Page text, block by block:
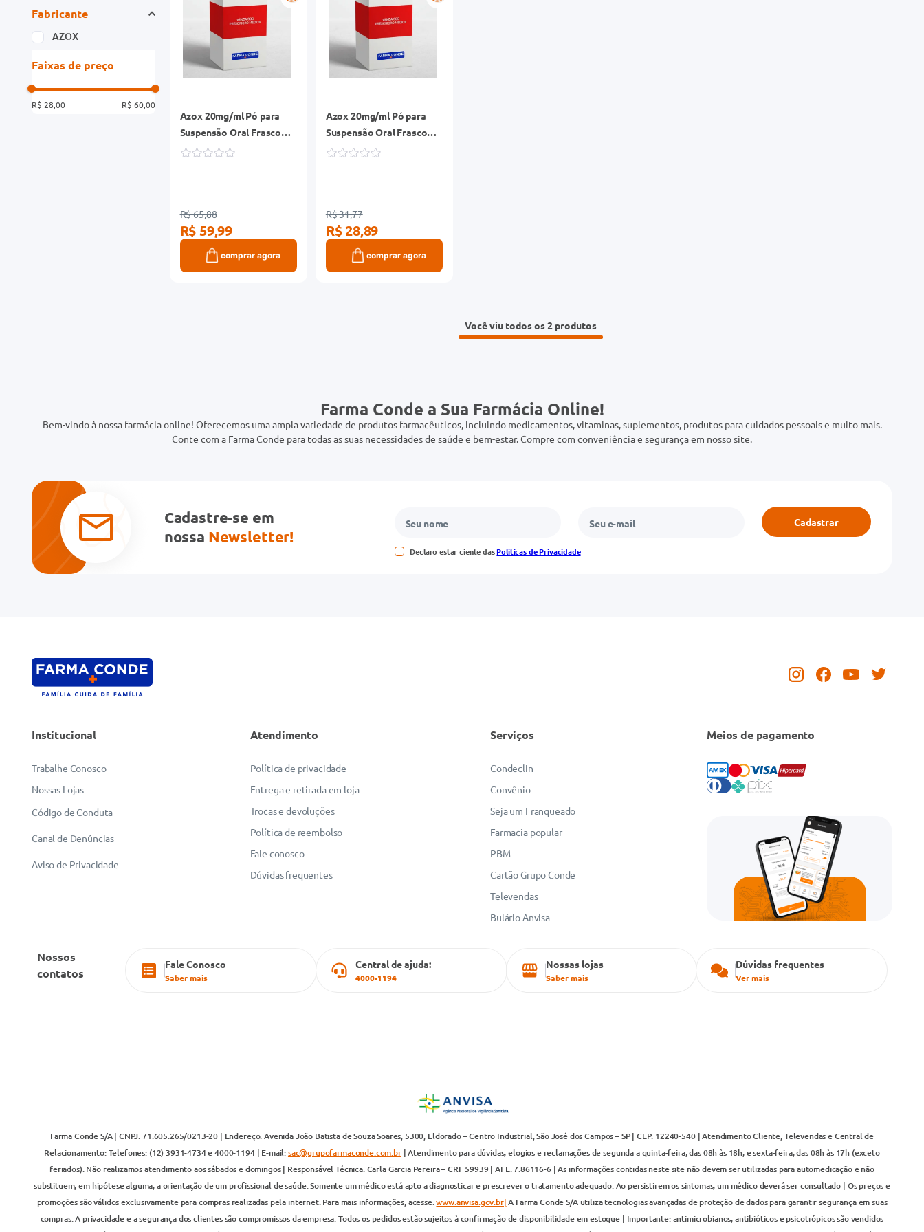
Fabricante
AZOX
Faixas de preço
R$ 28,00 R$ 60,00
Azox 20mg/ml Pó para
Suspensão Oral Frasco
100ml + Seringa Dosadora
R$ 65,88
R$ 59,99
comprar agora
Azox 20mg/ml Pó para
Suspensão Oral Frasco
45ml + Seringa Dosadora
R$ 31,77
R$ 28,89
comprar agora
Você viu todos os 2
Farma Conde a Sua Farmácia Online!
Bem-vindo à nossa farmácia online! Oferecemos uma ampla variedade de produtos farmacêuticos, incluindo medicamentos, vitaminas, suplementos, produtos para cuidados pessoais e muito mais.
Conte com a Farma Conde para todas as suas necessidades de saúde e bem-estar. Compre com conveniência e segurança em nosso site.
Cadastre-se em
nossa Newsletter!
Declaro estar ciente dasPolíticas de Privacidade
Cadastrar
Institucional
Trabalhe Conosco
Nossas Lojas
Código de Conduta
Canal de Denúncias
Aviso de Privacidade
Atendimento
Política de privacidade
Entrega e retirada em loja
Trocas e devoluções
Política de reembolso
Fale conosco
Dúvidas frequentes
Serviços
Condeclin
Convênio
Seja um Franqueado
Farmacia popular
PBM
Cartão Grupo Conde
Televendas
Bulário Anvisa
Meios de pagamento
Nossos
contatos
Fale Conosco
Saber mais
Central de ajuda:
4000-1194
Nossas lojas
Saber mais
Dúvidas frequentes
Ver mais
Farma Conde S/A | CNPJ: 71.605.265/0213-20 | Endereço: Avenida João Batista de Souza Soares, 5300, Eldorado – Centro Industrial, São José dos Campos – SP | CEP: 12240-540 | Atendimento Cliente, Televendas e Central de
Relacionamento: Telefones: (12) 3931-4734 e 4000-1194 | E-mail:sac@grupofarmaconde.com.br| Atendimento para dúvidas, elogios e reclamações de segunda a quinta-feira, das 08h às 18h, e sexta-feira, das 08h às 17h (exceto
feriados). Não realizamos atendimento aos sábados e domingos | Responsável Técnica: Carla Garcia Pereira – CRF 59939 | AFE: 7.86116-6 | As informações contidas neste site não devem ser utilizadas para automedicação e não
substituem, em hipótese alguma, a orientação de um profissional de saúde. Somente um médico está apto a diagnosticar e prescrever o tratamento adequado. Ao persistirem os sintomas, um médico deverá ser consultado | Os preços e
promoções são válidos exclusivamente para compras realizadas pela internet. Para mais informações, acesse:www.anvisa.gov.br|A Farma Conde S/A utiliza tecnologias avançadas de proteção de dados para garantir segurança em suas
compras. A privacidade e a segurança dos clientes são compromissos da empresa. Todos os pedidos estão sujeitos à confirmação de disponibilidade em estoque | Importante: antimicrobianos, antibióticos e psicotrópicos são vendidos